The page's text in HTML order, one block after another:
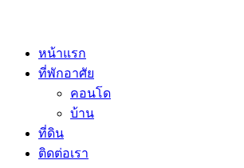
หน้าแรก
ที่พักอาศัย
คอนโด
บ้าน
ที่ดิน
ติดต่อเรา